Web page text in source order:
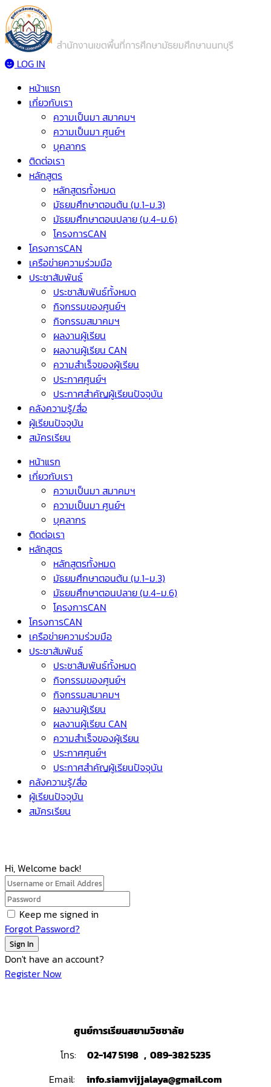
LOG IN
หน้าแรก
เกี่ยวกับเรา
ความเป็นมา สมาคมฯ
ความเป็นมา ศูนย์ฯ
บุคลากร
ติดต่อเรา
หลักสูตร
หลักสูตรทั้งหมด
มัธยมศึกษาตอนต้น (ม.1-ม.3)
มัธยมศึกษาตอนปลาย (ม.4-ม.6)
โครงการCAN
โครงการCAN
เครือข่ายความร่วมมือ
ประชาสัมพันธ์
ประชาสัมพันธ์ทั้งหมด
กิจกรรมของศูนย์ฯ
กิจกรรมสมาคมฯ
ผลงานผู้เรียน
ผลงานผู้เรียน CAN
ความสำเร็จของผู้เรียน
ประกาศศูนย์ฯ
ประกาศสำคัญผู้เรียนปัจจุบัน
คลังความรู้/สื่อ
ผู้เรียนปัจจุบัน
สมัครเรียน
หน้าแรก
เกี่ยวกับเรา
ความเป็นมา สมาคมฯ
ความเป็นมา ศูนย์ฯ
บุคลากร
ติดต่อเรา
หลักสูตร
หลักสูตรทั้งหมด
มัธยมศึกษาตอนต้น (ม.1-ม.3)
มัธยมศึกษาตอนปลาย (ม.4-ม.6)
โครงการCAN
โครงการCAN
เครือข่ายความร่วมมือ
ประชาสัมพันธ์
ประชาสัมพันธ์ทั้งหมด
กิจกรรมของศูนย์ฯ
กิจกรรมสมาคมฯ
ผลงานผู้เรียน
ผลงานผู้เรียน CAN
ความสำเร็จของผู้เรียน
ประกาศศูนย์ฯ
ประกาศสำคัญผู้เรียนปัจจุบัน
คลังความรู้/สื่อ
ผู้เรียนปัจจุบัน
สมัครเรียน
Hi, Welcome back!
Keep me signed in
Forgot Password?
Sign In
Don't have an account?
Register Now
ศูนย์การเรียนสยามวิชชาลัย
โทร:
02-147 5198 , 089-382 5235
Email:
info.siamvijjalaya@gmail.com